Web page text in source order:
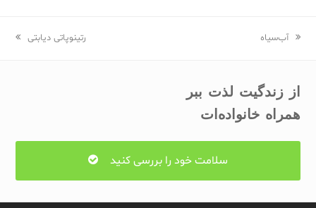
previous
آب‌سیاه
next
رتینوپاتی دیابتی
از زندگیت لذت ببر
همراه خانواده‌ات
سلامت خود را بررسی کنید